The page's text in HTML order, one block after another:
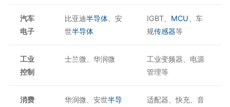
汽车
电子
比亚迪半导体 、安
世半导体
IGBT、 MCU 、车
规传感器等
工业
控制
士兰微、华润微
工业变频器、电源
管理等
消费
华润微、安世半导
适配器、快充、音